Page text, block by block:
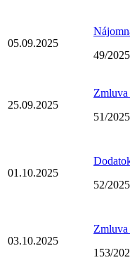
05.09.2025
49/2025
25.09.2025
51/2025
01.10.2025
52/2025
03.10.2025
Zmluva
153/